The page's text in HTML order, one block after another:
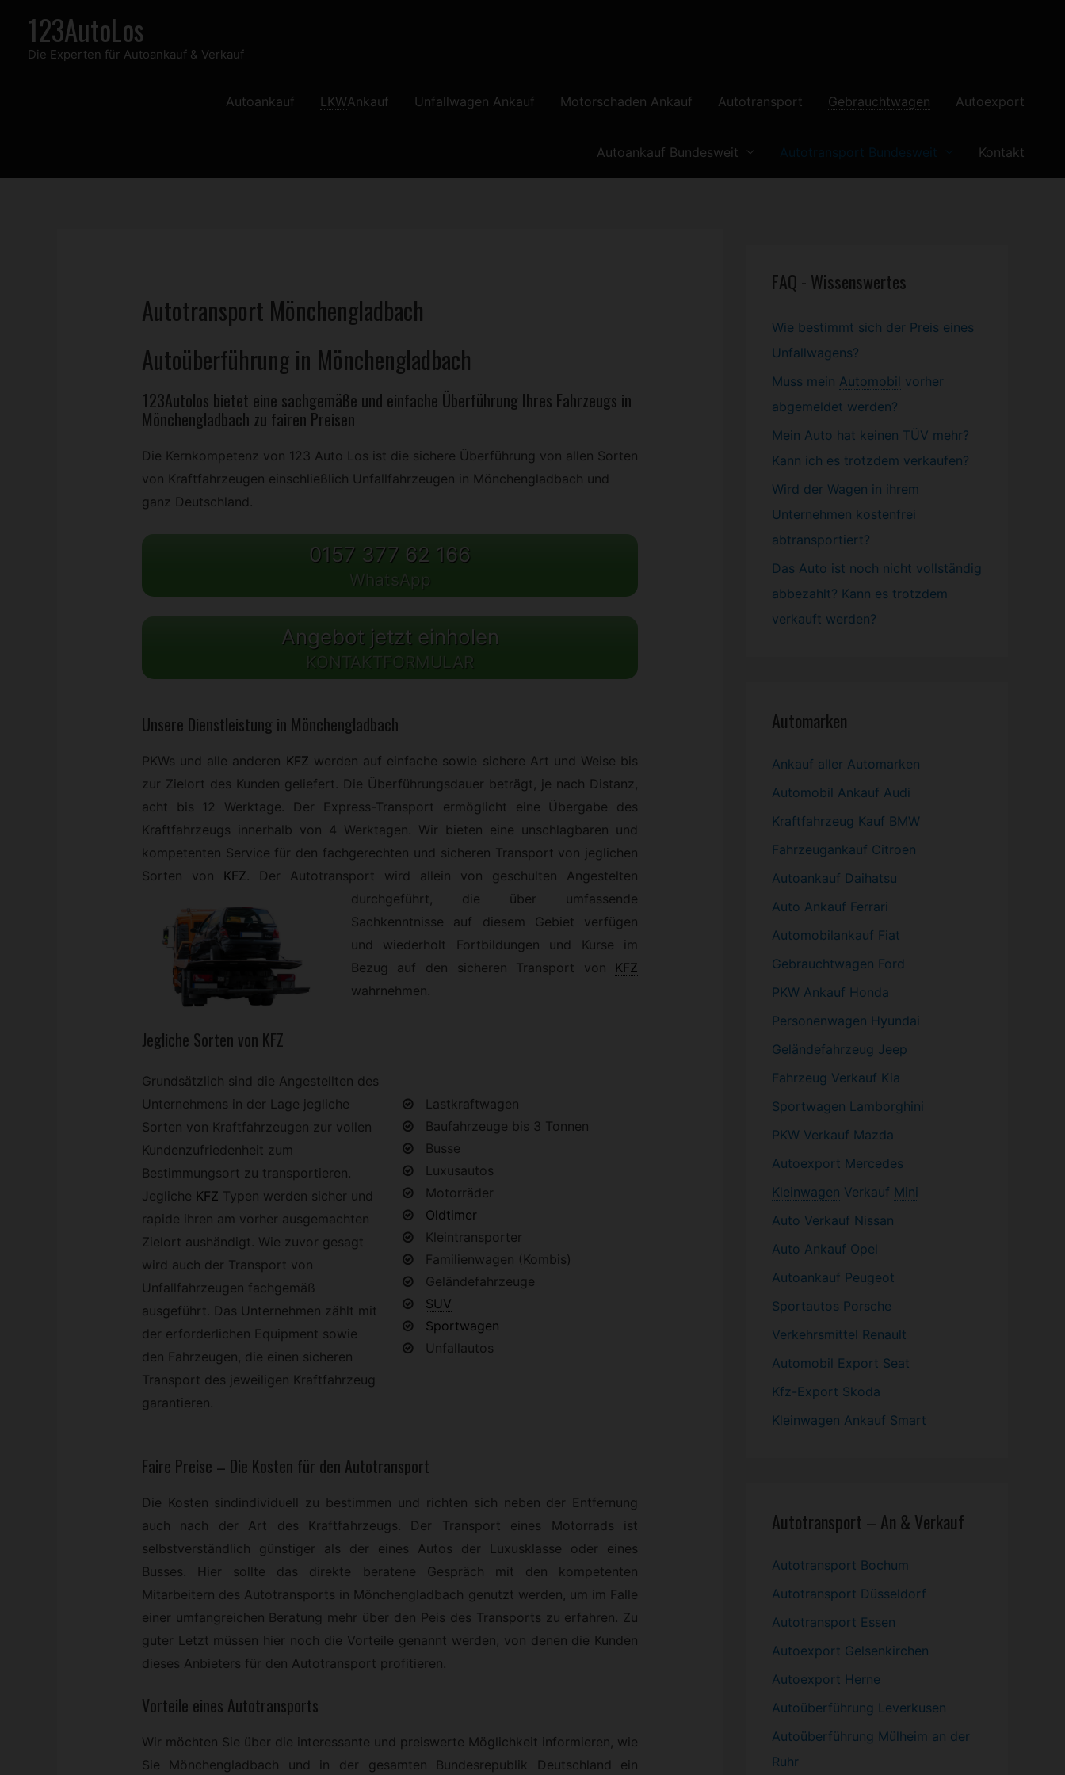
springen
123AutoLos
Die Experten für Autoankauf & Verkauf
Autoankauf LKWAnkauf Unfallwagen Ankauf Motorschaden Ankauf Autotransport Gebrauchtwagen Autoexport
Autoankauf Bundesweit Autotransport Bundesweit Kontakt
Autotransport Mönchengladbach
Autoüberführung in Mönchengladbach
123Autolos bietet eine sachgemäße und einfache Überführung Ihres Fahrzeugs in
Mönchengladbach zu fairen Preisen
Die Kernkompetenz von 123 Auto Los ist die sichere Überführung von allen Sorten
von Kraftfahrzeugen einschließlich Unfallfahrzeugen in Mönchengladbach und
ganz Deutschland.
0157 377 62 166
WhatsApp
Angebot jetzt einholen
KONTAKTFORMULAR
Unsere Dienstleistung in Mönchengladbach
PKWs und alle anderen KFZ werden auf einfache sowie sichere Art und Weise bis
zur Zielort des Kunden geliefert. Die Überführungsdauer beträgt, je nach Distanz,
acht bis 12 Werktage. Der Express-Transport ermöglicht eine Übergabe des
Kraftfahrzeugs innerhalb von 4 Werktagen. Wir bieten eine unschlagbaren und
kompetenten Service für den fachgerechten und sicheren Transport von jeglichen
Sorten von KFZ. Der Autotransport wird allein von geschulten Angestelten
durchgeführt, die über umfassende
Sachkenntnisse auf diesem Gebiet verfügen
und wiederholt Fortbildungen und Kurse im
Bezug auf den sicheren Transport von
KFZ
wahrnehmen.
Jegliche Sorten von KFZ
Grundsätzlich sind die Angestellten des
Unternehmens in der Lage jegliche
Sorten von Kraftfahrzeugen zur vollen
Kundenzufriedenheit zum
Bestimmungsort zu transportieren.
Jegliche KFZ Typen werden sicher und
rapide ihren am vorher ausgemachten
Zielort aushändigt. Wie zuvor gesagt
wird auch der Transport von
Unfallfahrzeugen fachgemäß
ausgeführt. Das Unternehmen zählt mit
der erforderlichen Equipment sowie
den Fahrzeugen, die einen sicheren
Transport des jeweiligen Kraftfahrzeug
garantieren.
Lastkraftwagen
Baufahrzeuge bis 3 Tonnen
Busse
Luxusautos
Motorräder
Oldtimer
Kleintransporter
Familienwagen (Kombis)
Geländefahrzeuge
SUV
Sportwagen
Unfallautos
Faire Preise – Die Kosten für den Autotransport
Die Kosten sindindividuell zu bestimmen und richten sich neben der Entfernung
auch nach der Art des Kraftfahrzeugs. Der Transport eines Motorrads ist
selbstverständlich günstiger als der eines Autos der Luxusklasse oder eines
Busses. Hier sollte das direkte beratene Gespräch mit den kompetenten
Mitarbeitern des Autotransports in Mönchengladbach genutzt werden, um im Falle
einer umfangreichen Beratung mehr über den Peis des Transports zu erfahren. Zu
guter Letzt müssen hier noch die Vorteile genannt werden, von denen die Kunden
dieses Anbieters für den Autotransport profitieren.
Vorteile eines Autotransports
Wir möchten Sie über die interessante und preiswerte Möglichkeit informieren, wie
Sie Mönchengladbach und in der gesamten Bundesrepublik Deutschland ein
FAQ - Wissenswertes
Wie bestimmt sich der Preis eines
Unfallwagens?
Muss mein Automobil vorher
abgemeldet werden?
Mein Auto hat keinen TÜV mehr?
Kann ich es trotzdem verkaufen?
Wird der Wagen in ihrem
Unternehmen kostenfrei
abtransportiert?
Das Auto ist noch nicht vollständig
abbezahlt? Kann es trotzdem
verkauft werden?
Automarken
Ankauf aller Automarken
Automobil Ankauf Audi
Kraftfahrzeug Kauf BMW
Fahrzeugankauf Citroen
Autoankauf Daihatsu
Auto Ankauf Ferrari
Automobilankauf Fiat
Gebrauchtwagen Ford
PKW Ankauf Honda
Personenwagen Hyundai
Geländefahrzeug Jeep
Fahrzeug Verkauf Kia
Sportwagen Lamborghini
PKW Verkauf Mazda
Autoexport Mercedes
Kleinwagen Verkauf Mini
Auto Verkauf Nissan
Auto Ankauf Opel
Autoankauf Peugeot
Sportautos Porsche
Verkehrsmittel Renault
Automobil Export Seat
Kfz-Export Skoda
Kleinwagen Ankauf Smart
Autotransport – An & Verkauf
Autotransport Bochum
Autotransport Düsseldorf
Autotransport Essen
Autoexport Gelsenkirchen
Autoexport Herne
Autoüberführung Leverkusen
Autoüberführung Mülheim an der
Ruhr